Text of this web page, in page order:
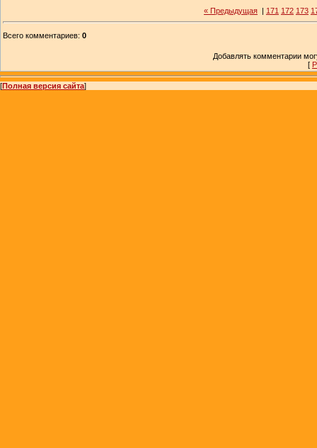
« Предыдущая 171 172 173
Всего комментариев: 0
Добавлять комментарии
[
[Полная версия сайта]